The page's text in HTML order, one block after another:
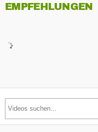
EMPFEHLUNGEN